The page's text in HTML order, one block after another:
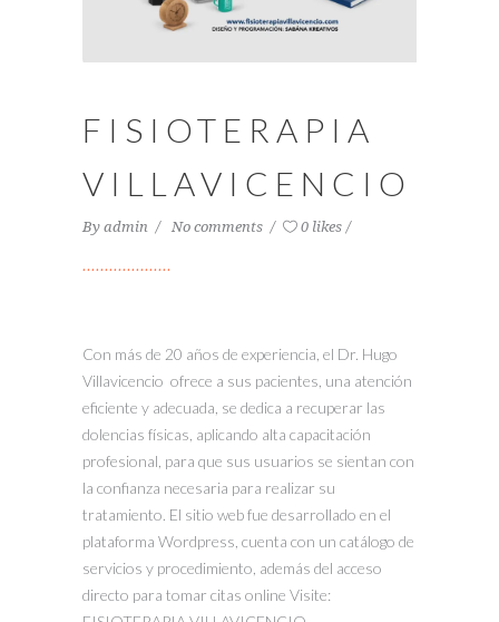
FISIOTERAPIA
VILLAVICENCIO
By admin No comments 0 likes
Con más de 20 años de experiencia, el Dr. Hugo
Villavicencio ofrece a sus pacientes, una atención
eficiente y adecuada, se dedica a recuperar las
dolencias físicas, aplicando alta capacitación
profesional, para que sus usuarios se sientan con
la confianza necesaria para realizar su
tratamiento. El sitio web fue desarrollado en el
plataforma Wordpress, cuenta con un catálogo de
servicios y procedimiento, además del acceso
directo para tomar citas online Visite: